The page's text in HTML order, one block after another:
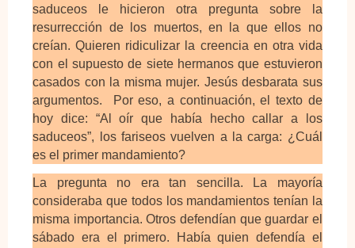
saduceos le hicieron otra pregunta sobre la
resurrección de los muertos, en la que ellos no
creían. Quieren ridiculizar la creencia en otra vida
con el supuesto de siete hermanos que estuvieron
casados con la misma mujer. Jesús desbarata sus
argumentos. Por eso, a continuación, el texto de
hoy dice: “Al oír que había hecho callar a los
saduceos”, los fariseos vuelven a la carga: ¿Cuál
es el primer mandamiento?
La pregunta no era tan sencilla. La mayoría
consideraba que todos los mandamientos tenían la
misma importancia. Otros defendían que guardar el
sábado era el primero. Había quien defendía el